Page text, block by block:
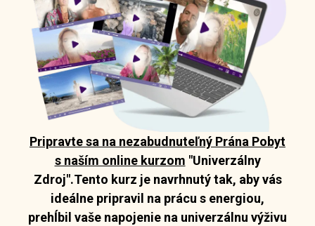
Pripravte sa na nezabudnuteľný Prána Pobyt
s naším online kurzom "Univerzálny
Zdroj".Tento kurz je navrhnutý tak, aby vás
ideálne pripravil na prácu s energiou,
prehĺbil vaše napojenie na univerzálnu výživu